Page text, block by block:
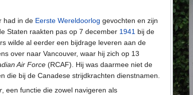
had in de Eerste Wereldoorlog gevochten en zijn
Staten raakten pas op 7 december 1941 bij de
wilde al eerder een bijdrage leveren aan de
over naar Vancouver, waar hij zich op 13
Air Force (RCAF). Hij was daarmee niet de
die bij de Canadese strijdkrachten dienstnamen.
, een functie die zowel navigeren als